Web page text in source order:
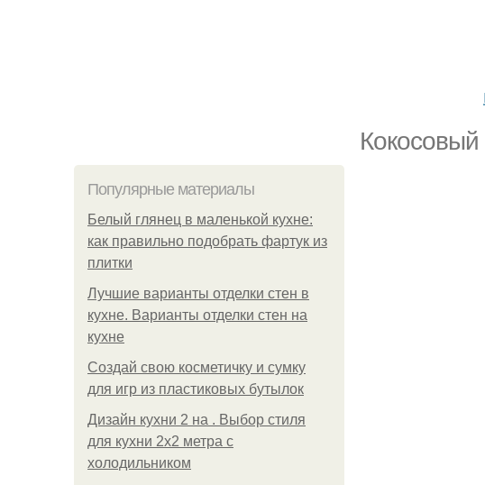
Кокосовый
Популярные материалы
Белый глянец в маленькой кухне:
как правильно подобрать фартук из
плитки
Лучшие варианты отделки стен в
кухне. Варианты отделки стен на
кухне
Создай свою косметичку и сумку
для игр из пластиковых бутылок
Дизайн кухни 2 на . Выбор стиля
для кухни 2х2 метра с
холодильником